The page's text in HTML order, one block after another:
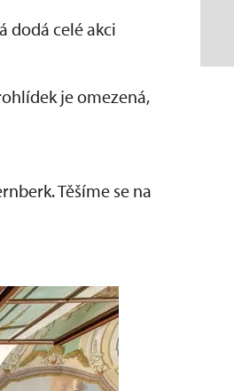
dodá celé akci
je omezená,
Těšíme se na